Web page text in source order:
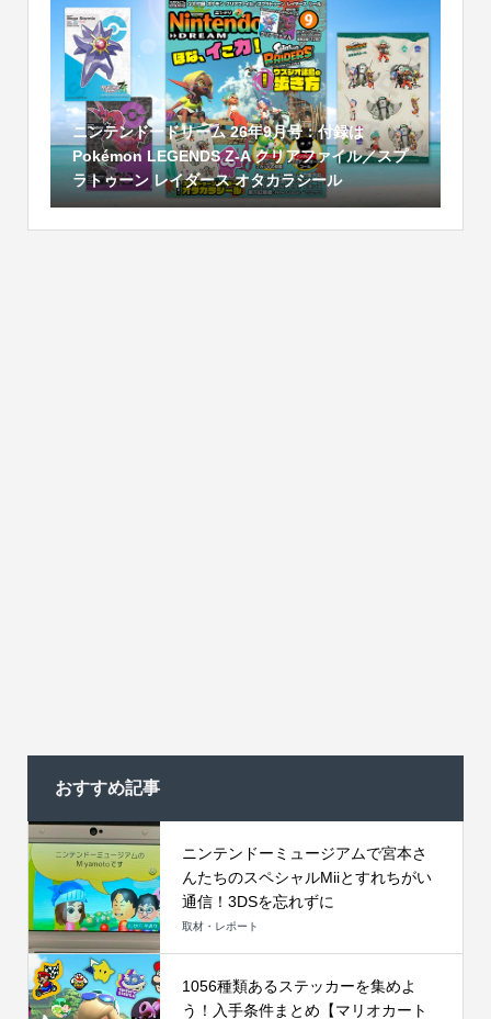
ニンテンドードリーム 26年9月号：付録は
Pokémon LEGENDS Z-A クリアファイル／スプ
ラトゥーン レイダース オタカラシール
おすすめ記事
ニンテンドーミュージアムで宮本さ
んたちのスペシャルMiiとすれちがい
通信！3DSを忘れずに
取材・レポート
1056種類あるステッカーを集めよ
う！入手条件まとめ【マリオカート